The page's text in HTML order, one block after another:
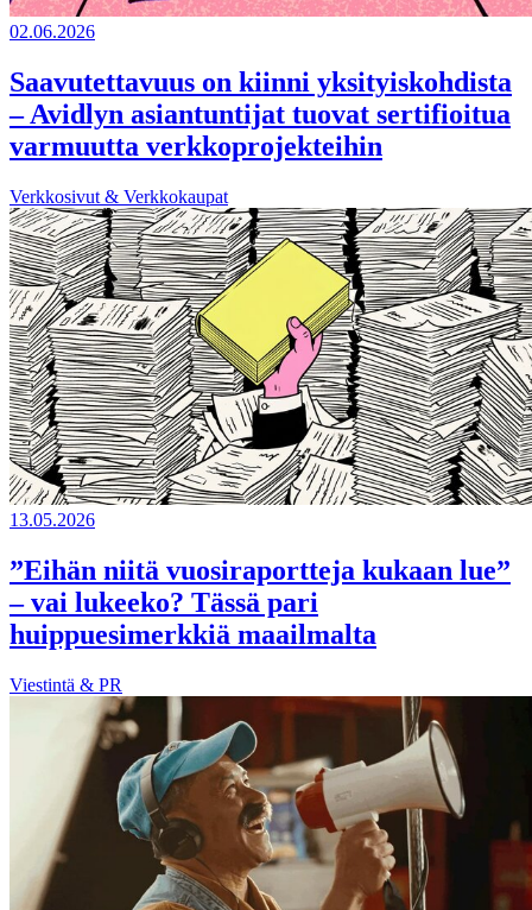
02.06.2026
Saavutettavuus on kiinni yksityiskohdista
– Avidlyn asiantuntijat tuovat sertifioitua
varmuutta verkkoprojekteihin
Verkkosivut & Verkkokaupat
13.05.2026
”Eihän niitä vuosiraportteja kukaan lue”
– vai lukeeko? Tässä pari
huippuesimerkkiä maailmalta
Viestintä & PR